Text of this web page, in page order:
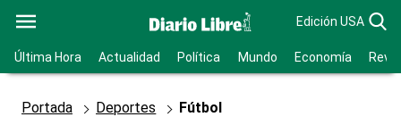
Edición USA
Última Hora Actualidad Política Mundo Economía
Portada Deportes Fútbol